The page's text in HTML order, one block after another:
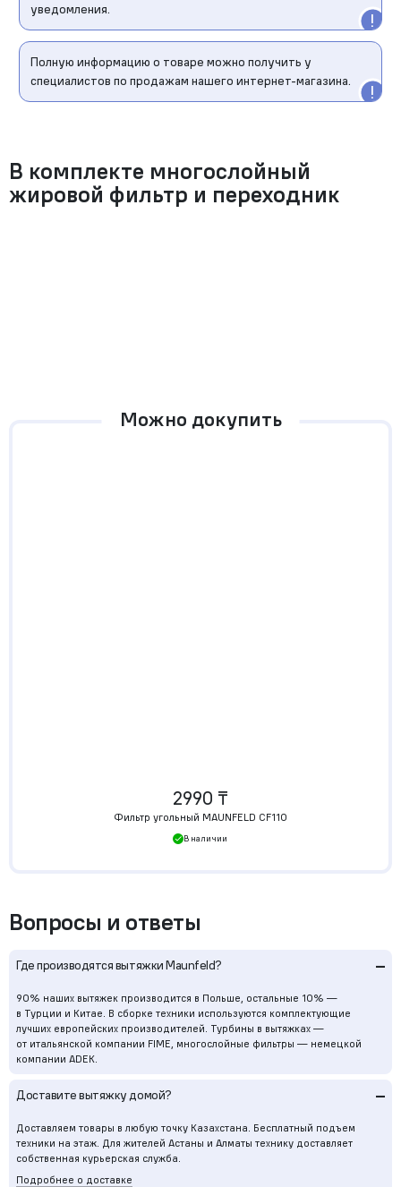
уведомления.
Полную информацию о товаре можно получить у
специалистов по продажам нашего интернет-магазина.
В комплекте многослойный
жировой фильтр и переходник
Вопросы и ответы
Где производятся вытяжки Maunfeld? –
90% наших вытяжек производится в Польше, остальные 10% —
в Турции и Китае. В сборке техники используются комплектующие
лучших европейских производителей. Турбины в вытяжках —
от итальянской компании FIME, многослойные фильтры — немецкой
компании ADEK.
Доставите вытяжку домой? –
Доставляем товары в любую точку Казахстана. Бесплатный подъем
техники на этаж. Для жителей Астаны и Алматы технику доставляет
собственная курьерская служба.
Подробнее о доставке
Можно докупить
2990 ₸
Фильтр угольный MAUNFELD CF110
В наличии